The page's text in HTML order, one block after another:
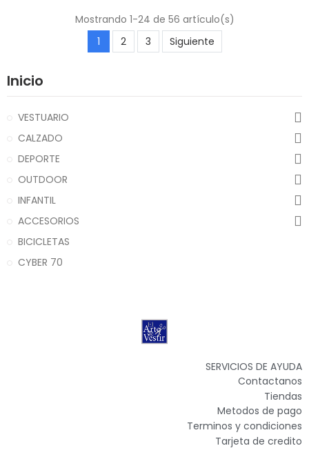
Mostrando 1-24 de 56 artículo(s)
1
2 3 Siguiente
Inicio
VESTUARIO
CALZADO
DEPORTE
OUTDOOR
INFANTIL
ACCESORIOS
BICICLETAS
CYBER 70
SERVICIOS DE AYUDA
Contactanos
Tiendas
Metodos de pago
Terminos y condiciones
Tarjeta de credito